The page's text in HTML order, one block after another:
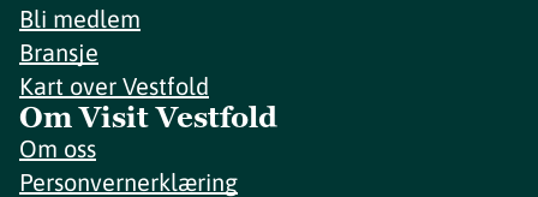
Bli medlem
Bransje
Kart over Vestfold
Om Visit Vestfold
Om oss
Personvernerklæring